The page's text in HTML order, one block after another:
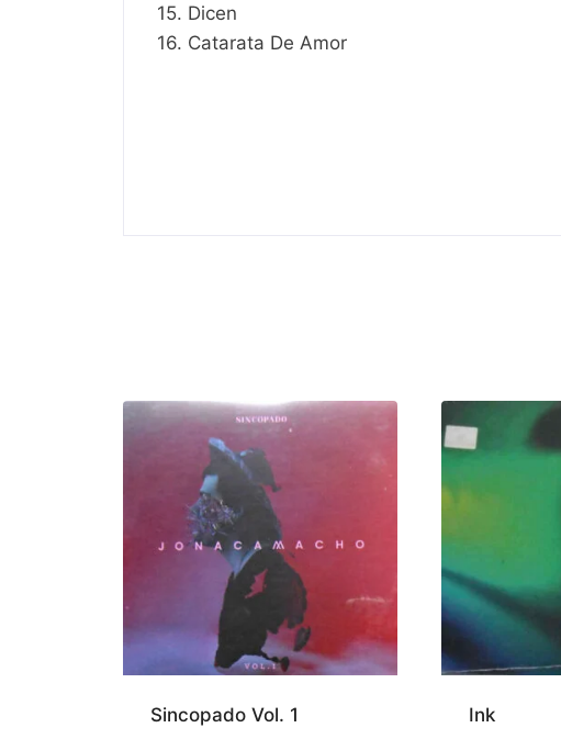
15. Dicen
16. Catarata De Amor
Sincopado Vol. 1 Ink